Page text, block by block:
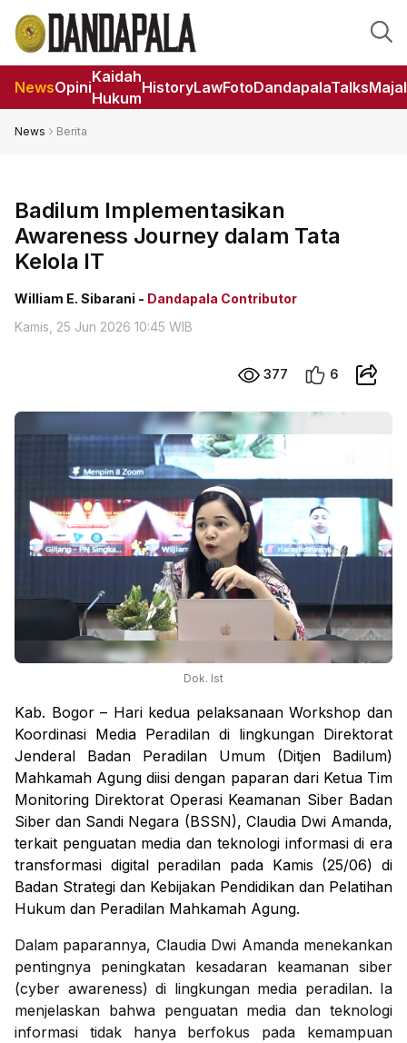
NewsOpini
Kaidah
Hukum
HistoryLawFotoDandapalaTalks
News Berita
Badilum Implementasikan
Awareness Journey dalam Tata
Kelola IT
William E. Sibarani - Dandapala Contributor
Kamis, 25 Jun 2026 10:45 WIB
377 6
Dok. Ist
Kab. Bogor – Hari kedua pelaksanaan Workshop dan
Koordinasi Media Peradilan di lingkungan Direktorat
Jenderal Badan Peradilan Umum (Ditjen Badilum)
Mahkamah Agung diisi dengan paparan dari Ketua Tim
Monitoring Direktorat Operasi Keamanan Siber Badan
Siber dan Sandi Negara (BSSN), Claudia Dwi Amanda,
terkait penguatan media dan teknologi informasi di era
transformasi digital peradilan pada Kamis (25/06) di
Badan Strategi dan Kebijakan Pendidikan dan Pelatihan
Hukum dan Peradilan Mahkamah Agung.
Dalam paparannya, Claudia Dwi Amanda menekankan
pentingnya peningkatan kesadaran keamanan siber
(cyber awareness) di lingkungan media peradilan. Ia
menjelaskan bahwa penguatan media dan teknologi
informasi tidak hanya berfokus pada kemampuan